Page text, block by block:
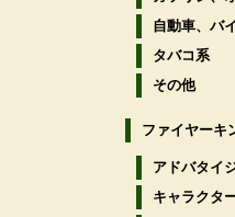
自動車、バ
タバコ系
その他
ファイヤーキ
アドバタイ
キャラクタ